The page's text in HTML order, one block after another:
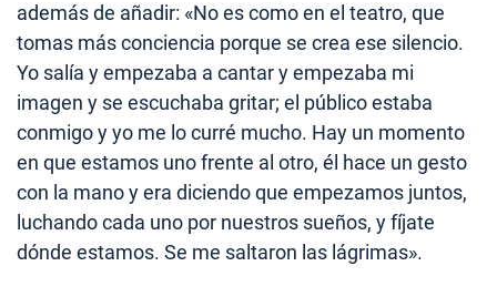
además de añadir: «No es como en el teatro, que
tomas más conciencia porque se crea ese silencio.
Yo salía y empezaba a cantar y empezaba mi
imagen y se escuchaba gritar; el público estaba
conmigo y yo me lo curré mucho. Hay un momento
en que estamos uno frente al otro, él hace un gesto
con la mano y era diciendo que empezamos juntos,
luchando cada uno por nuestros sueños, y fíjate
dónde estamos. Se me saltaron las lágrimas».